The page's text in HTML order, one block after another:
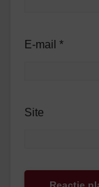
E-mail *
Site